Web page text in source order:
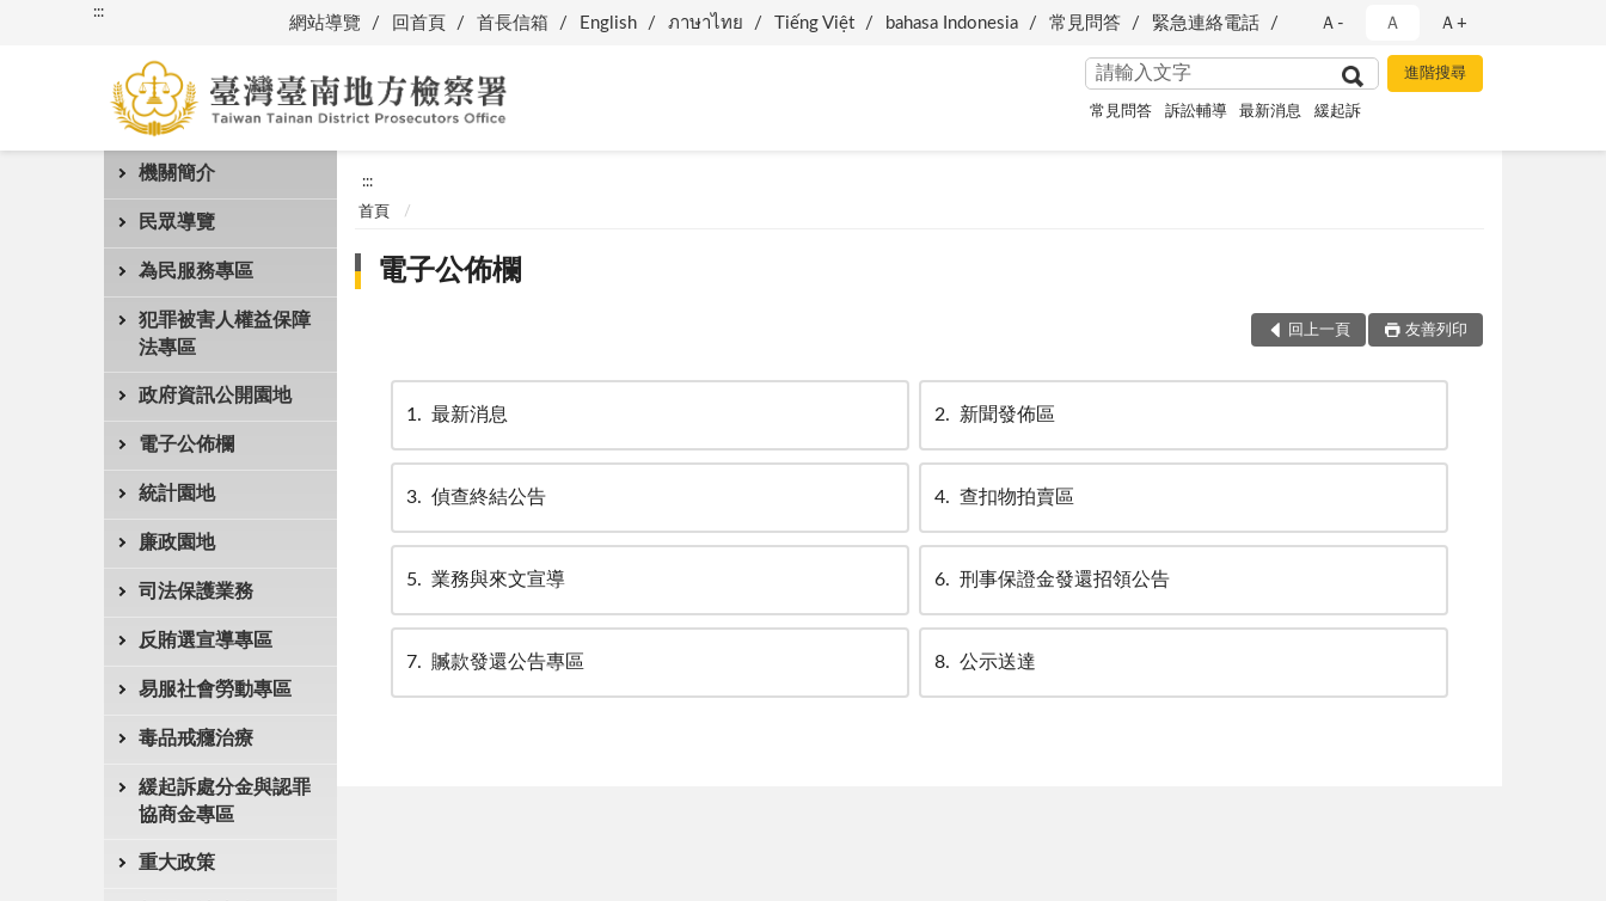
:::
網站導覽 回首頁 首長信箱 English ภาษาไทย Tiếng Việt bahasa Indonesia 常見問答 緊急連絡電話 Ａ- Ａ Ａ+
常見問答 訴訟輔導 最新消息 緩起訴
機關簡介
民眾導覽
為民服務專區
犯罪被害人權益保障
法專區
政府資訊公開園地
電子公佈欄
統計園地
廉政園地
司法保護業務
反賄選宣導專區
易服社會勞動專區
毒品戒癮治療
緩起訴處分金與認罪
協商金專區
重大政策
:::
首頁
電子公佈欄
回上一頁 友善列印
1 最新消息 2 新聞發佈區
3 偵查終結公告 4 查扣物拍賣區
5 業務與來文宣導 6 刑事保證金發還招領公告
7 贓款發還公告專區 8 公示送達